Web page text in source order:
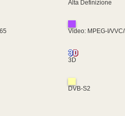
Alta Definizione
Video: MPEG-I/
3D
DVB-S2